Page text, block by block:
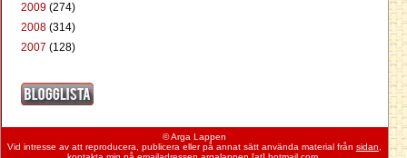
2009 (274)
2008 (314)
2007 (128)
© Arga Lappen
Vid intresse av att reproducera, publicera eller på annat sätt använda material från sidan,